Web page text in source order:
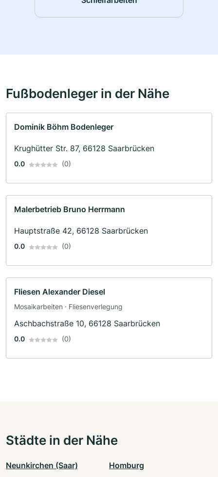
Fußbodenleger in der Nähe
Dominik Böhm Bodenleger
Krughütter Str. 87, 66128 Saarbrücken
0.0 (0)
Malerbetrieb Bruno Herrmann
Hauptstraße 42, 66128 Saarbrücken
0.0 (0)
Fliesen Alexander Diesel
Mosaikarbeiten · Fliesenverlegung
Aschbachstraße 10, 66128 Saarbrücken
0.0 (0)
Städte in der Nähe
Neunkirchen (Saar) Homburg